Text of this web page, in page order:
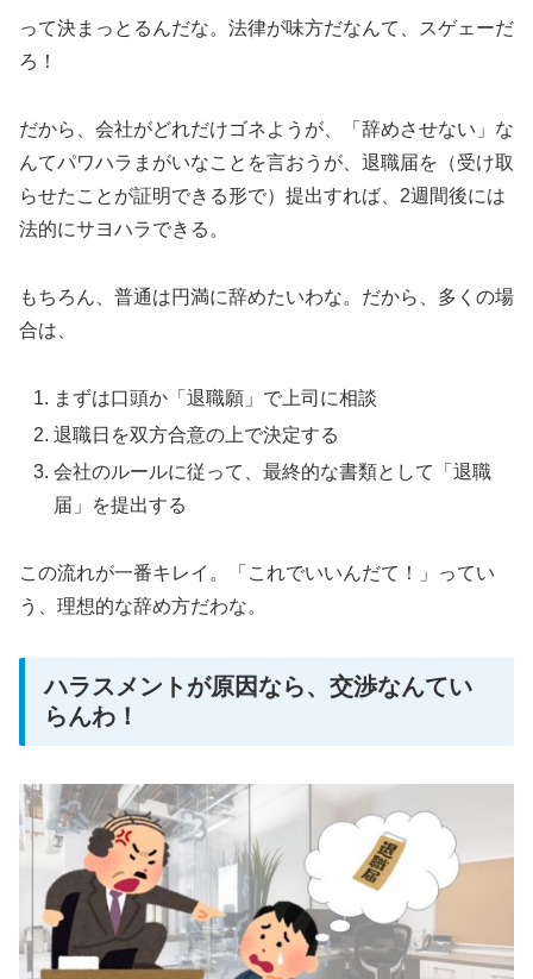
って決まっとるんだな。法律が味方だなんて、スゲェーだ
ろ！
だから、会社がどれだけゴネようが、「辞めさせない」な
んてパワハラまがいなことを言おうが、退職届を（受け取
らせたことが証明できる形で）提出すれば、2週間後には
法的にサヨハラできる。
もちろん、普通は円満に辞めたいわな。だから、多くの場
合は、
まずは口頭か「退職願」で上司に相談
退職日を双方合意の上で決定する
会社のルールに従って、最終的な書類として「退職
届」を提出する
この流れが一番キレイ。「これでいいんだて！」ってい
う、理想的な辞め方だわな。
ハラスメントが原因なら、交渉なんてい
らんわ！